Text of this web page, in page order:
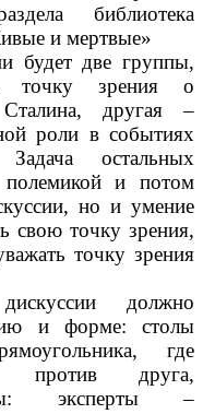
библиотека
и мертвые»
будет две группы,
точку зрения о
другая –
роли в событиях
остальных
и потом
но и умение
свою точку зрения,
точку зрения
должно
и форме: столы
где
против друга,
эксперты –